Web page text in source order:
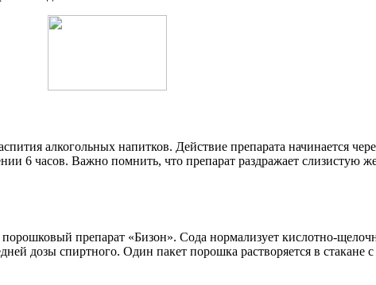
алкогольных напитков. Действие препарата начинается
6 часов. Важно помнить, что препарат раздражает слизистую
препарат «Бизон». Сода нормализует кислотно-
дозы спиртного. Один пакет порошка растворяется в стакане